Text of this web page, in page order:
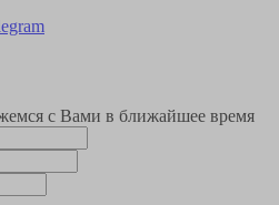
с Вами в ближайшее время